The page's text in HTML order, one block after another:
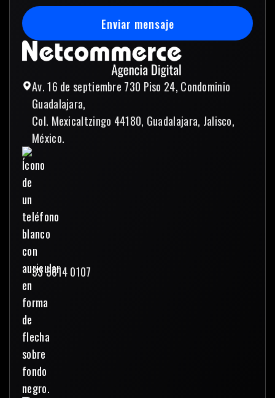
Av. 16 de septiembre 730 Piso 24, Condominio
Guadalajara,
Col. Mexicaltzingo 44180, Guadalajara, Jalisco,
México.
33 3614 0107
Enviar mensaje
Enviar mensaje